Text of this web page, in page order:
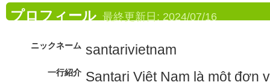
プロフィール 最終更新日: 2024/07/16
ニックネーム santarivietnam
一行紹介 Santari Việt Nam là một đơn